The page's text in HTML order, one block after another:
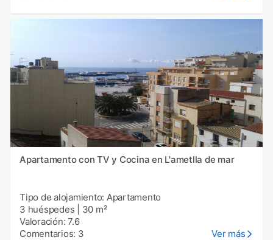
Apartamento con TV y Cocina en L'ametlla de mar
Tipo de alojamiento: Apartamento
3 huéspedes
30 m²
Valoración: 7.6
Comentarios: 3
Ver más